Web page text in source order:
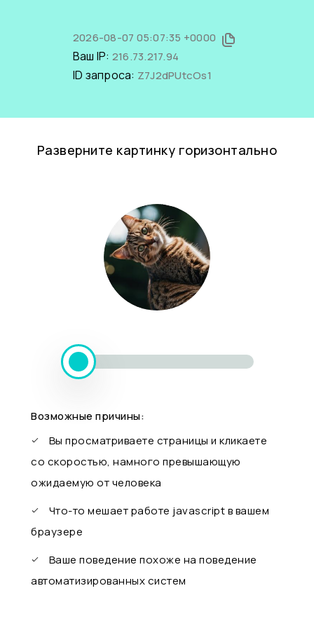
2026-08-07 05:07:35 +0000
Ваш IP: 216.73.217.94
ID запроса: Z7J2dPUtcOs1
Разверните картинку горизонтально
Возможные причины:
Вы просматриваете страницы и кликаете
со скоростью, намного превышающую
ожидаемую от человека
Что-то мешает работе javascript в вашем
браузере
Ваше поведение похоже на поведение
автоматизированных систем